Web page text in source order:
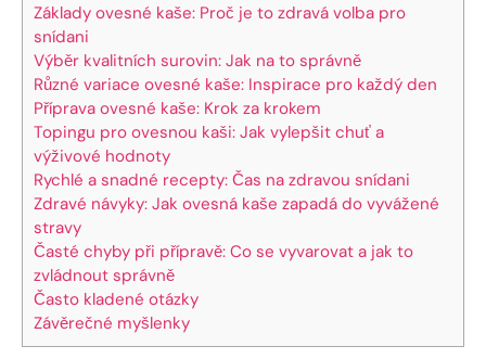
Základy ovesné kaše: Proč je to zdravá volba pro
snídani
Výběr kvalitních surovin: Jak na to správně
Různé variace ovesné kaše: Inspirace pro každý den
Příprava ovesné kaše: Krok za krokem
Topingu pro ovesnou kaši: Jak vylepšit chuť a
výživové hodnoty
Rychlé a snadné recepty: Čas na zdravou snídani
Zdravé návyky: Jak ovesná kaše zapadá do vyvážené
stravy
Časté chyby při přípravě: Co se vyvarovat a jak to
zvládnout správně
Často kladené otázky
Závěrečné myšlenky